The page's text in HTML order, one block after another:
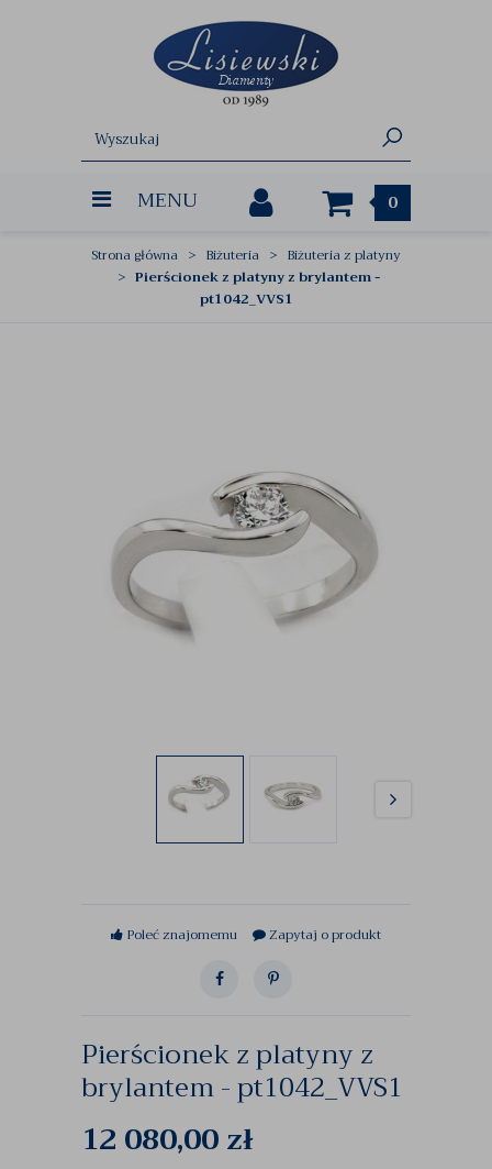
MENU 0
Strona główna Biżuteria
Biżuteria z platyny
Pierścionek z platyny z brylantem -
pt1042_VVS1
Poleć znajomemu Zapytaj o produkt
Pierścionek z platyny z
brylantem - pt1042_VVS1
12 080,00zł